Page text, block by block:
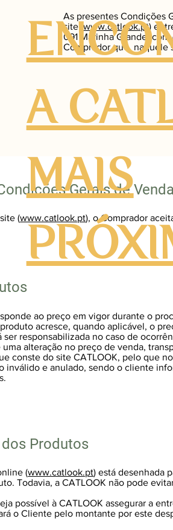
A
MAIS
As presentes Condições
site ( www.catlook.pt)
091 Marinha Grande,
Comprador que, naquele
Gerais de Venda
(www.catlook.pt), o Comprador
ao preço em vigor durante o
acresce, quando aplicável, o
ser responsabilizada no caso de
alteração no preço de venda,
conste do site CATLOOK, pelo que
inválido e anulado, sendo o cliente
Produtos
(www.catlook.pt) está desenhada
Todavia, a CATLOOK não pode
possível à CATLOOK assegurar a
o Cliente pelo montante por este